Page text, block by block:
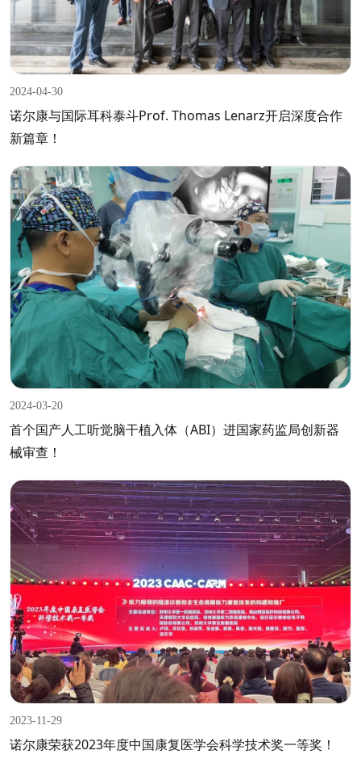
2024-04-30
诺尔康与国际耳科泰斗Prof. Thomas Lenarz开启深度合作
新篇章！
2024-03-20
首个国产人工听觉脑干植入体（ABI）进国家药监局创新器
械审查！
2023-11-29
诺尔康荣获2023年度中国康复医学会科学技术奖一等奖！